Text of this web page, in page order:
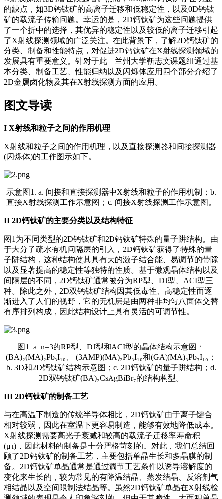
的缺点，如3D钙钛矿的高离子迁移和低稳定性，以及0D钙钛
矿的载流子传输问题。幸运的是，2D钙钛矿为这些问题提供
了一个折中的选择，其优异的稳定性以及较低的离子迁移引起
了X射线探测领域的广泛关注。在此背景下，了解2D钙钛矿的
分类、制备和性能特点，对促进2D钙钛矿在X射线探测领域的
发展具有重要意义。针对于此，兰州大学靳志文课题组通过基
本分类、制备工艺、性能归纳以及闪烁体应用四个部分介绍了
2D金属卤化物及其在X射线探测方面的应用。
图文导读
I X射线和粒子之间的作用机理
X射线和粒子之间的作用机理，以及直接探测器和间接探测器
(闪烁体)的工作图示如下。
示意图1. a. 间接和直接探测器中X射线和粒子的作用机制；b.
直接X射线探测工作示意图；c. 间接X射线探测工作示意图。
II 2D钙钛矿的主要分类以及结构特征
图1为不同类型的2D钙钛矿和2D钙钛矿特殊的量子阱结构。由
于大分子疏水有机间隔层的引入，2D钙钛矿获得了特殊的量
子阱结构，这种结构使其具有大的激子结合能、易调节的带隙
以及显著提高的稳定性等独特的性质。基于微观晶体结构以及
间隔层的不同，2D钙钛矿通常被分为RP型、DJ型、ACI型三
种。除此之外，2D双钙钛矿结构因其低毒性、高稳定性而逐
渐进入了人们的视野，它的无机层是由两种非均匀八面体交替
有序排列构成，因此结构设计上具有灵活的可调节性。
图1. a. n=3的RP型、DJ型和ACI型的晶体结构示意图：
(BA)₂(MA)₂Pb₃I₁₀、 (3AMP)(MA)₂Pb₃I₁₀和(GA)(MA)₃Pb₃I₁₀；
b. 3D和2D钙钛矿结构示意图；c. 2D钙钛矿的量子阱结构；d.
2D双钙钛矿(BA)₂CsAgBiBr₇的结构构型。
III 2D钙钛矿的制备工艺
与在高温下制造的传统半导体相比，2D钙钛矿由于离子键合
相对较弱，因此在室温下更容易制造，能够有效地降低成本。
X射线探测需要高光子衰减和较高的载流子迁移率寿命积
(μτ)，因此材料的制备是十分严格苛刻的。对此，我们总结回
顾了2D钙钛矿的制备工艺，主要包括单晶生长和多晶膜的制
备。2D钙钛矿单晶通常是通过调节工艺条件以诱导溶解度的
变化来生长的，较为常见的有降温结晶、蒸发结晶、反溶剂气
相结晶以及空间限制法结晶等。虽然2D钙钛矿单晶在X射线检